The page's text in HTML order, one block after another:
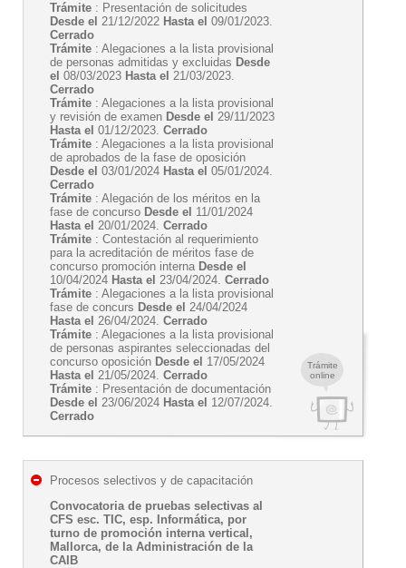
Trámite
online
Trámite : Presentación de solicitudes
Desde el 21/12/2022 Hasta el 09/01/2023.
Cerrado
Trámite : Alegaciones a la lista provisional
de personas admitidas y excluidas Desde
el 08/03/2023 Hasta el 21/03/2023.
Cerrado
Trámite : Alegaciones a la lista provisional
y revisión de examen Desde el 29/11/2023
Hasta el 01/12/2023. Cerrado
Trámite : Alegaciones a la lista provisional
de aprobados de la fase de oposición
Desde el 03/01/2024 Hasta el 05/01/2024.
Cerrado
Trámite : Alegación de los méritos en la
fase de concurso Desde el 11/01/2024
Hasta el 20/01/2024. Cerrado
Trámite : Contestación al requerimiento
para la acreditación de méritos fase de
concurso promoción interna Desde el
10/04/2024 Hasta el 23/04/2024. Cerrado
Trámite : Alegaciones a la lista provisional
fase de concurs Desde el 24/04/2024
Hasta el 26/04/2024. Cerrado
Trámite : Alegaciones a la lista provisional
de personas aspirantes seleccionadas del
concurso oposición Desde el 17/05/2024
Hasta el 21/05/2024. Cerrado
Trámite : Presentación de documentación
Desde el 23/06/2024 Hasta el 12/07/2024.
Cerrado
Procesos selectivos y de capacitación
Convocatoria de pruebas selectivas al
CFS esc. TIC, esp. Informática, por
turno de promoción interna vertical,
Mallorca, de la Administración de la
CAIB